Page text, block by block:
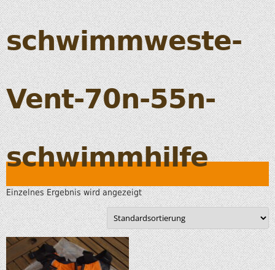
schwimmweste-
Vent-70n-55n-
schwimmhilfe
Einzelnes Ergebnis wird angezeigt